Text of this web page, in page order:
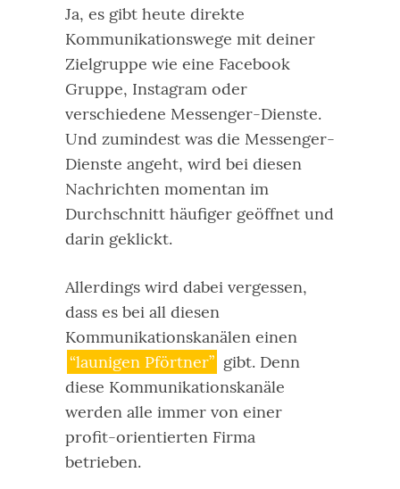
Ja, es gibt heute direkte
Kommunikationswege mit deiner
Zielgruppe wie eine Facebook
Gruppe, Instagram oder
verschiedene Messenger-Dienste.
Und zumindest was die Messenger-
Dienste angeht, wird bei diesen
Nachrichten momentan im
Durchschnitt häufiger geöffnet und
darin geklickt.
Allerdings wird dabei vergessen,
dass es bei all diesen
Kommunikationskanälen einen
“launigen Pförtner” gibt. Denn
diese Kommunikationskanäle
werden alle immer von einer
profit-orientierten Firma
betrieben.